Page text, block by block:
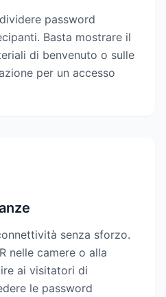
password
Basta mostrare il
di benvenuto o sulle
per un accesso
senza sforzo.
nelle camere o alla
ai visitatori di
le password